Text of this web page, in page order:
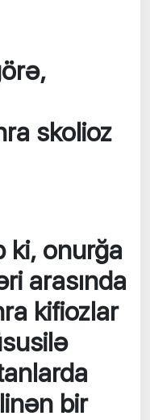
skolioz
ki, onurğa
arasında
kifiozlar
bir